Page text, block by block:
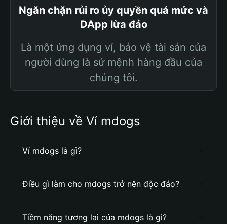
Ngăn chặn rủi ro ủy quyền quá mức và
DApp lừa đảo
Là một ứng dụng ví, bảo vệ tài sản của
người dùng là sứ mệnh hàng đầu của
chúng tôi.
Giới thiệu về Ví mdogs
Ví mdogs là gì?
Điều gì làm cho mdogs trở nên độc đáo?
Tiềm năng tương lai của mdogs là gì?